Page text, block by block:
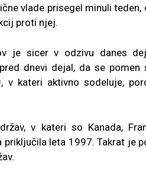
vlade prisegel minuli teden,
proti njej.
je sicer v odzivu danes
dnevi dejal, da se pomen
v kateri aktivno sodeluje,
v kateri so Kanada,
leta 1997. Takrat je